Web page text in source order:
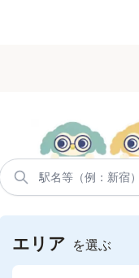
エリア を選ぶ